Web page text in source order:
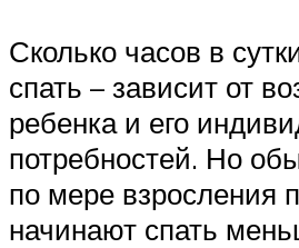
Сколько часов в
спать – зависит от
ребенка и его
потребностей. Но
по мере взросления
начинают спать